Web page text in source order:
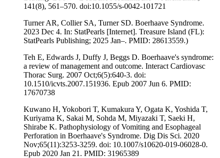
141(8), 561–570. doi:10.1055/s-0042-101721
Turner AR, Collier SA, Turner SD. Boerhaave Syndrome.
2023 Dec 4. In: StatPearls [Internet]. Treasure Island (FL):
StatPearls Publishing; 2025 Jan–. PMID: 28613559.)
Teh E, Edwards J, Duffy J, Beggs D. Boerhaave's syndrome:
a review of management and outcome. Interact Cardiovasc
Thorac Surg. 2007 Oct;6(5):640-3. doi:
10.1510/icvts.2007.151936. Epub 2007 Jun 6. PMID:
17670738
Kuwano H, Yokobori T, Kumakura Y, Ogata K, Yoshida T,
Kuriyama K, Sakai M, Sohda M, Miyazaki T, Saeki H,
Shirabe K. Pathophysiology of Vomiting and Esophageal
Perforation in Boerhaave's Syndrome. Dig Dis Sci. 2020
Nov;65(11):3253-3259. doi: 10.1007/s10620-019-06028-0.
Epub 2020 Jan 21. PMID: 31965389